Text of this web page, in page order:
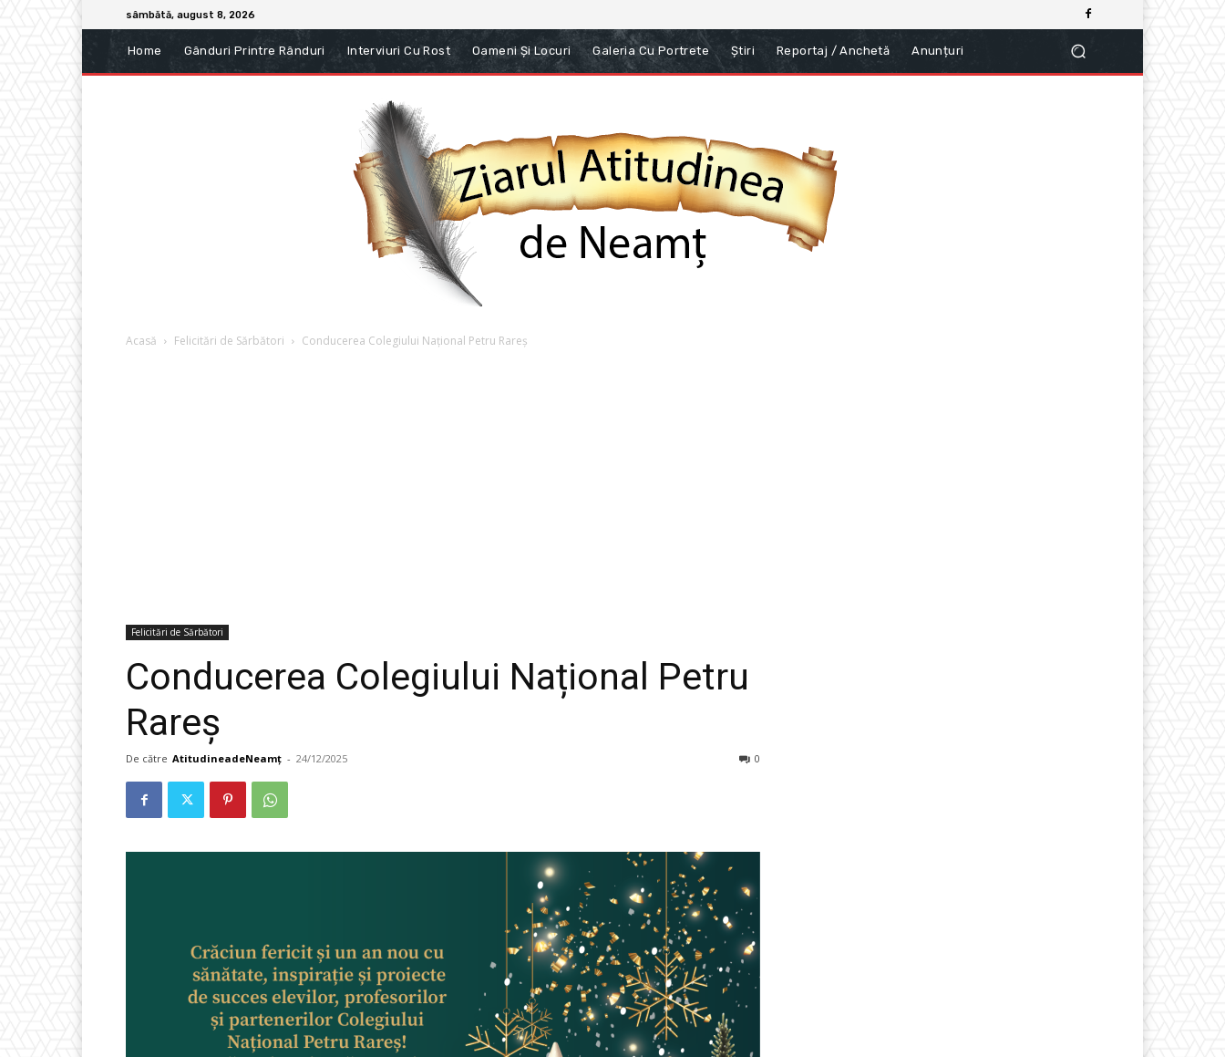
sâmbătă, august 8, 2026
Home Gânduri Printre Rânduri Interviuri Cu Rost Oameni Și Locuri Galeria Cu Portrete Știri Reportaj / Anchetă Anunțuri
Acasă Felicitări de Sărbători Conducerea Colegiului Național Petru Rareș
Felicitări de Sărbători
Conducerea Colegiului Național Petru
Rareș
De către AtitudineadeNeamț - 24/12/2025 0